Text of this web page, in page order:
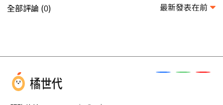
全部評論 (0) 最新發表在前